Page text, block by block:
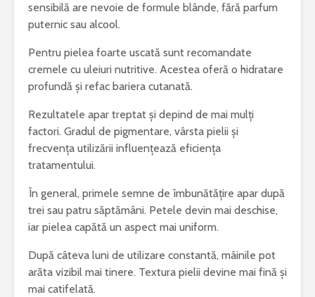
sensibilă are nevoie de formule blânde, fără parfum
puternic sau alcool.
Pentru pielea foarte uscată sunt recomandate
cremele cu uleiuri nutritive. Acestea oferă o hidratare
profundă și refac bariera cutanată.
Rezultatele apar treptat și depind de mai mulți
factori. Gradul de pigmentare, vârsta pielii și
frecvența utilizării influențează eficiența
tratamentului.
În general, primele semne de îmbunătățire apar după
trei sau patru săptămâni. Petele devin mai deschise,
iar pielea capătă un aspect mai uniform.
După câteva luni de utilizare constantă, mâinile pot
arăta vizibil mai tinere. Textura pielii devine mai fină și
mai catifelată.